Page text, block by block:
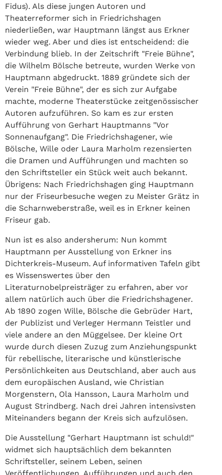
Fidus). Als diese jungen Autoren und
Theaterreformer sich in Friedrichshagen
niederließen, war Hauptmann längst aus Erkner
wieder weg. Aber und dies ist entscheidend: die
Verbindung blieb. In der Zeitschrift "Freie Bühne",
die Wilhelm Bölsche betreute, wurden Werke von
Hauptmann abgedruckt. 1889 gründete sich der
Verein "Freie Bühne", der es sich zur Aufgabe
machte, moderne Theaterstücke zeitgenössischer
Autoren aufzuführen. So kam es zur ersten
Aufführung von Gerhart Hauptmanns "Vor
Sonnenaufgang". Die Friedrichshagener, wie
Bölsche, Wille oder Laura Marholm rezensierten
die Dramen und Aufführungen und machten so
den Schriftsteller ein Stück weit auch bekannt.
Übrigens: Nach Friedrichshagen ging Hauptmann
nur der Friseurbesuche wegen zu Meister Grätz in
die Scharnweberstraße, weil es in Erkner keinen
Friseur gab.
Nun ist es also andersherum: Nun kommt
Hauptmann per Ausstellung von Erkner ins
Dichterkreis-Museum. Auf informativen Tafeln gibt
es Wissenswertes über den
Literaturnobelpreisträger zu erfahren, aber vor
allem natürlich auch über die Friedrichshagener.
Ab 1890 zogen Wille, Bölsche die Gebrüder Hart,
der Publizist und Verleger Hermann Teistler und
viele andere an den Müggelsee. Der kleine Ort
wurde durch diesen Zuzug zum Anziehungspunkt
für rebellische, literarische und künstlerische
Persönlichkeiten aus Deutschland, aber auch aus
dem europäischen Ausland, wie Christian
Morgenstern, Ola Hansson, Laura Marholm und
August Strindberg. Nach drei Jahren intensivsten
Miteinanders begann der Kreis sich aufzulösen.
Die Ausstellung "Gerhart Hauptmann ist schuld!"
widmet sich hauptsächlich dem bekannten
Schriftsteller, seinem Leben, seinen